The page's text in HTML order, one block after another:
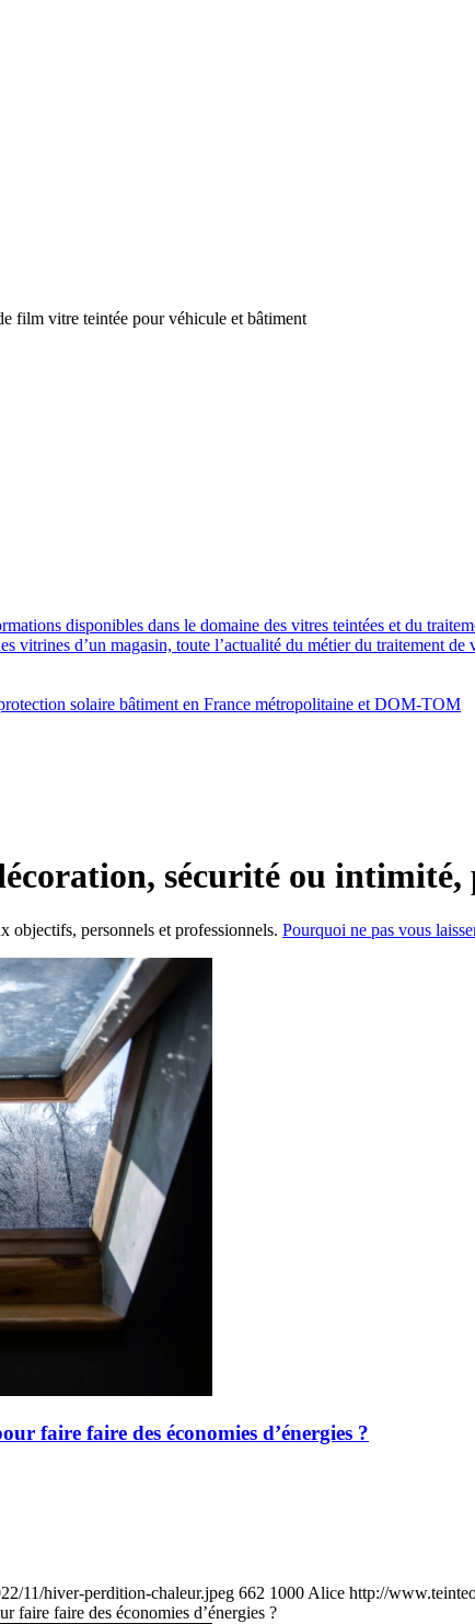
film vitre teintée pour véhicule et bâtiment
disponibles dans le domaine des vitres teintées et du
vitrines d’un magasin, toute l’actualité du métier du traitement de
solaire bâtiment en France métropolitaine et DOM-TOM
sécurité ou intimité,
objectifs, personnels et professionnels. Pourquoi ne pas vous
faire faire des économies d’énergies ?
11/hiver-perdition-chaleur.jpeg 662 1000 Alice http://
faire faire des économies d’énergies ?